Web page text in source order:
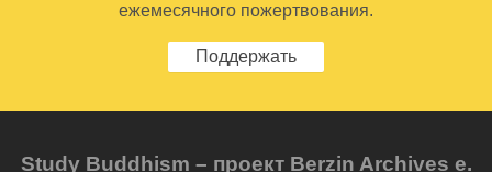
ежемесячного пожертвования.
Поддержать
Study Buddhism – проект Berzin Archives e.